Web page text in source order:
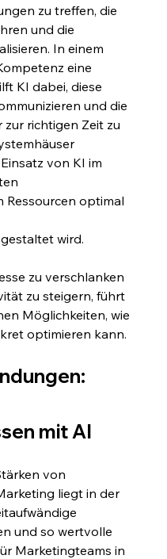
zu treffen, die
und die
In einem
eine
KI dabei, diese
und die
richtigen Zeit zu
von KI im
Ressourcen optimal
wird.
zu verschlanken
zu steigern, führt
Möglichkeiten, wie
optimieren kann.
mit AI
von
liegt in der
und so wertvolle
Marketingteams in